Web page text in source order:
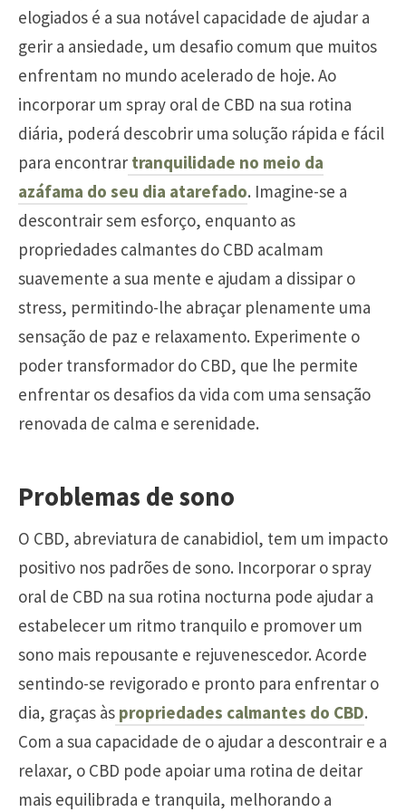
elogiados é a sua notável capacidade de ajudar a
gerir a ansiedade, um desafio comum que muitos
enfrentam no mundo acelerado de hoje. Ao
incorporar um spray oral de CBD na sua rotina
diária, poderá descobrir uma solução rápida e fácil
para encontrar tranquilidade no meio da
azáfama do seu dia atarefado. Imagine-se a
descontrair sem esforço, enquanto as
propriedades calmantes do CBD acalmam
suavemente a sua mente e ajudam a dissipar o
stress, permitindo-lhe abraçar plenamente uma
sensação de paz e relaxamento. Experimente o
poder transformador do CBD, que lhe permite
enfrentar os desafios da vida com uma sensação
renovada de calma e serenidade.
Problemas de sono
O CBD, abreviatura de canabidiol, tem um impacto
positivo nos padrões de sono. Incorporar o spray
oral de CBD na sua rotina nocturna pode ajudar a
estabelecer um ritmo tranquilo e promover um
sono mais repousante e rejuvenescedor. Acorde
sentindo-se revigorado e pronto para enfrentar o
dia, graças às propriedades calmantes do CBD.
Com a sua capacidade de o ajudar a descontrair e a
relaxar, o CBD pode apoiar uma rotina de deitar
mais equilibrada e tranquila, melhorando a